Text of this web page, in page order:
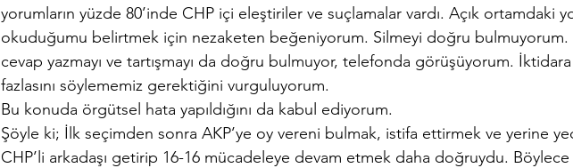
yorumların yüzde 80’inde CHP içi eleştiriler ve suçlamalar vardı. Açık ortamdaki
okuduğumu belirtmek için nezaketen beğeniyorum. Silmeyi doğru bulmuyorum.
cevap yazmayı ve tartışmayı da doğru bulmuyor, telefonda görüşüyorum.
fazlasını söylememiz gerektiğini vurguluyorum.
Bu konuda örgütsel hata yapıldığını da kabul ediyorum.
Şöyle ki; İlk seçimden sonra AKP’ye oy vereni bulmak, istifa ettirmek ve yerine
CHP’li arkadaşı getirip 16-16 mücadeleye devam etmek daha doğruydu.